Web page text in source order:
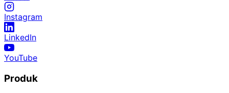
Instagram
LinkedIn
YouTube
Produk